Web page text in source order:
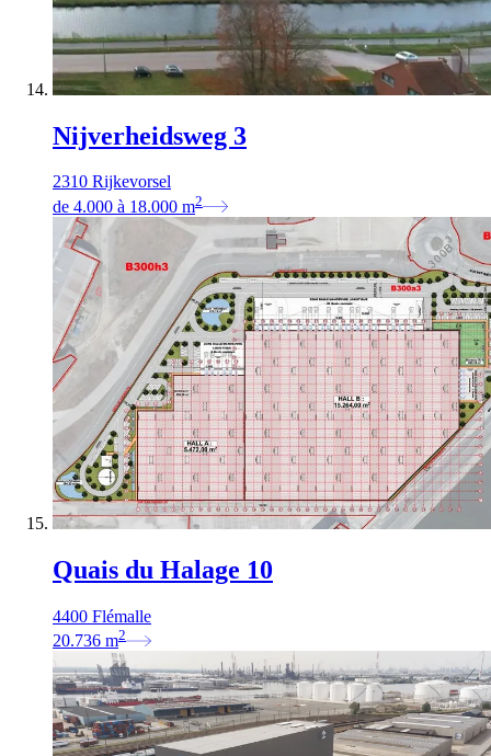
Nijverheidsweg 3
2310 Rijkevorsel
de 4.000 à 18.000 m2
Quais du Halage 10
4400 Flémalle
20.736 m2